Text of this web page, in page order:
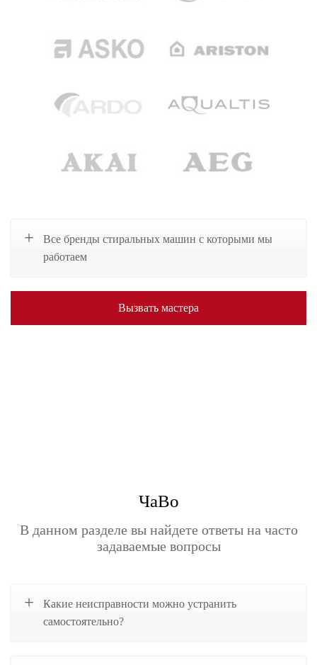
Все бренды стиральных машин с которыми мы
работаем
Вызвать мастера
ЧаВо
В данном разделе вы найдете ответы на часто
задаваемые вопросы
Какие неисправности можно устранить
самостоятельно?